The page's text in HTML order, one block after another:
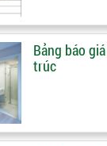
Bảng báo
trúc